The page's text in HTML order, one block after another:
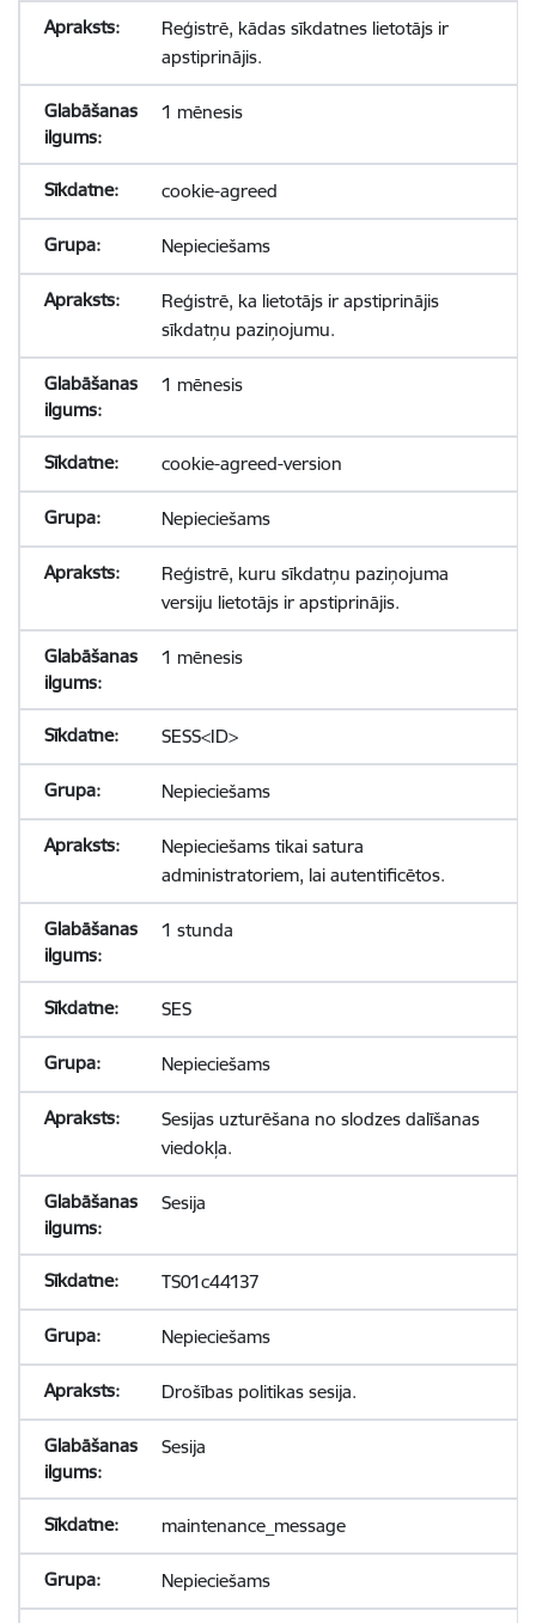
Reģistrē, kādas sīkdatnes lietotājs ir
apstiprinājis.
1 mēnesis
cookie-agreed
Nepieciešams
Reģistrē, ka lietotājs ir apstiprinājis
sīkdatņu paziņojumu.
1 mēnesis
cookie-agreed-version
Nepieciešams
Reģistrē, kuru sīkdatņu paziņojuma
versiju lietotājs ir apstiprinājis.
1 mēnesis
SESS<ID>
Nepieciešams
Nepieciešams tikai satura
administratoriem, lai autentificētos.
1 stunda
SES
Nepieciešams
Sesijas uzturēšana no slodzes dalīšanas
viedokļa.
Sesija
TS01c44137
Nepieciešams
Drošības politikas sesija.
Sesija
maintenance_message
Nepieciešams